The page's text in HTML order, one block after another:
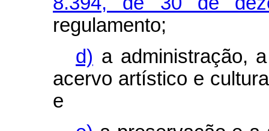
regulamento;
d) a administração,
acervo artístico e
e